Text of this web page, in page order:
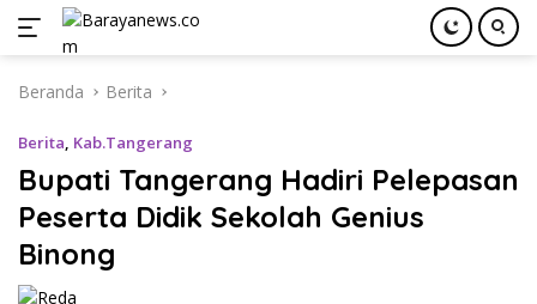
Beranda Berita
Berita, Kab.Tangerang
Bupati Tangerang Hadiri Pelepasan
Peserta Didik Sekolah Genius
Binong